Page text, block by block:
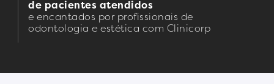
de pacientes atendidos
e encantados por profissionais de
odontologia e estética com Clinicorp